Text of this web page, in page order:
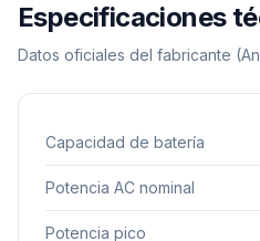
Especificaciones
Datos oficiales del fabricante
Capacidad de batería
Potencia AC nominal
Potencia pico